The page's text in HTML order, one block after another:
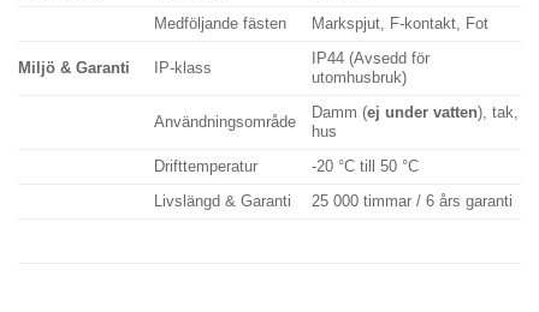
Medföljande fästen
Markspjut, F-kontakt, Fot
Miljö & Garanti IP-klass
IP44 (Avsedd för
utomhusbruk)
Användningsområde
Damm (ej under vatten), tak,
hus
Drifttemperatur
-20 °C till 50 °C
Livslängd & Garanti
25 000 timmar / 6 års garanti